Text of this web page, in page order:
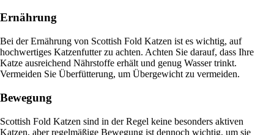
Ernährung
Bei der Ernährung von Scottish Fold Katzen ist es wichtig, auf
hochwertiges Katzenfutter zu achten. Achten Sie darauf, dass Ihre
Katze ausreichend Nährstoffe erhält und genug Wasser trinkt.
Vermeiden Sie Überfütterung, um Übergewicht zu vermeiden.
Bewegung
Scottish Fold Katzen sind in der Regel keine besonders aktiven
Katzen, aber regelmäßige Bewegung ist dennoch wichtig, um sie